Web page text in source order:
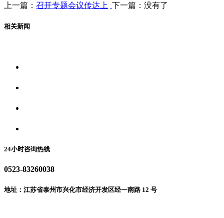
上一篇： 召开专题会议传达上 下一篇：没有了
相关新闻
24小时咨询热线
0523-83260038
地址：江苏省泰州市兴化市经济开发区经一南路 12 号